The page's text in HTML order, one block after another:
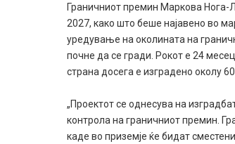
Граничниот премин Маркова Нога-
2027, како што беше најавено во
уредување на околината на
почне да се гради. Рокот е 24
страна досега е изградено околу
„Проектот се однесува на
контрола на граничниот премин.
каде во приземје ќе бидат